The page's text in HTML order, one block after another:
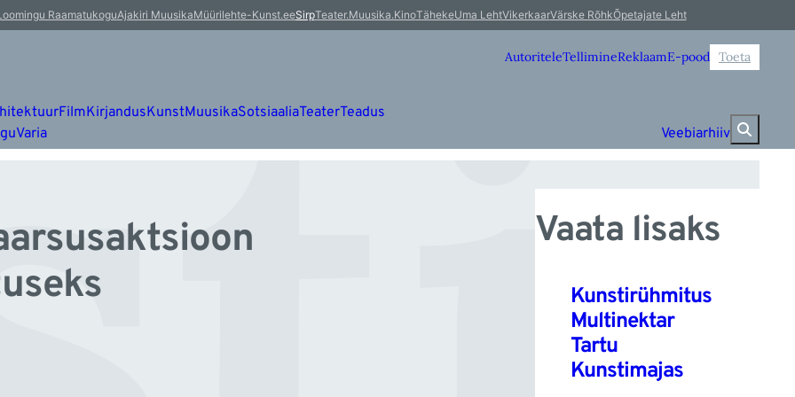
RaamatukoguAjakiri MuusikaMüürilehte-Kunst.eeSirpTeater.Muusika.KinoTähekeUma LehtVikerkaarVärske RõhkÕpetajate Leht
AutoriteleTellimineReklaamE-pood Toeta
FilmKirjandusKunstMuusikaSotsiaaliaTeaterTeadus
Varia Veebiarhiiv
Vaata lisaks
Kunstirühmitus
Multinektar
Tartu
Kunstimajas